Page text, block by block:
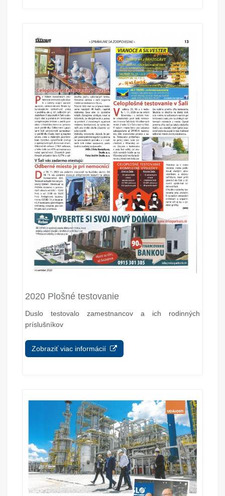
2020 Plošné testovanie
Duslo testovalo zamestnancov a ich rodinných
príslušníkov
Zobraziť viac informácií